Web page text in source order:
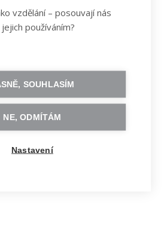
17
vzdělání – posouvají nás
používáním?
SOUHLASÍM
NE, ODMÍTÁM
Nastavení